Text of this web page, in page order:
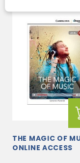
THE MAGIC OF
ONLINE ACCESS